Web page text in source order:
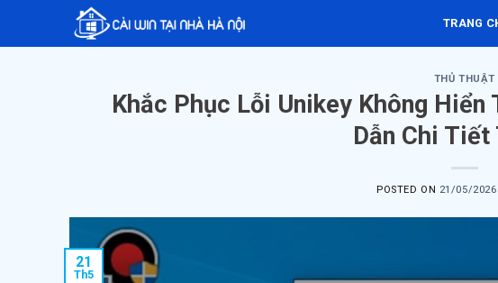
TRANG
THỦ THUẬT
Khắc Phục Lỗi Unikey Không
Dẫn Chi
POSTED ON 21/05/2026
21
Th5